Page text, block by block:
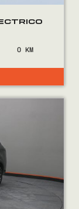
0